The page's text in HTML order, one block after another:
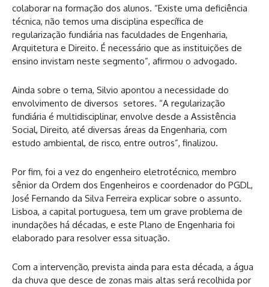
colaborar na formação dos alunos. “Existe uma deficiência
técnica, não temos uma disciplina específica de
regularização fundiária nas faculdades de Engenharia,
Arquitetura e Direito. É necessário que as instituições de
ensino invistam neste segmento”, afirmou o advogado.
Ainda sobre o tema, Silvio apontou a necessidade do
envolvimento de diversos setores. “A regularização
fundiária é multidisciplinar, envolve desde a Assistência
Social, Direito, até diversas áreas da Engenharia, com
estudo ambiental, de risco, entre outros”, finalizou.
Por fim, foi a vez do engenheiro eletrotécnico, membro
sênior da Ordem dos Engenheiros e coordenador do PGDL,
José Fernando da Silva Ferreira explicar sobre o assunto.
Lisboa, a capital portuguesa, tem um grave problema de
inundações há décadas, e este Plano de Engenharia foi
elaborado para resolver essa situação.
Com a intervenção, prevista ainda para esta década, a água
da chuva que desce de zonas mais altas será recolhida por